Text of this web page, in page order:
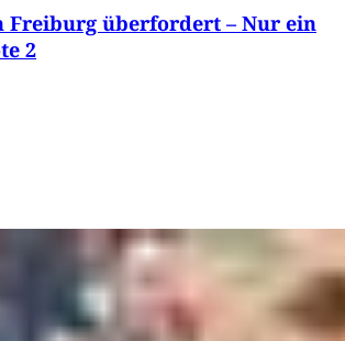
Freiburg überfordert – Nur ein
2